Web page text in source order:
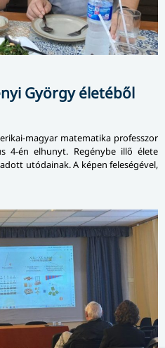
György életéből
magyar matematika professzor
4-én elhunyt. Regénybe illő élete
utódainak. A képen feleségével,